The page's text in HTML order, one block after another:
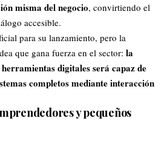
misma del negocio, convirtiendo el
accesible.
para su lanzamiento, pero la
que gana fuerza en el sector: la
digitales será capaz de
completos mediante interacción
y pequeños